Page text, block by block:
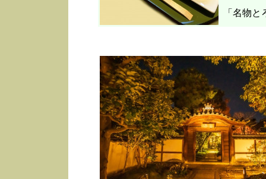
「名物と